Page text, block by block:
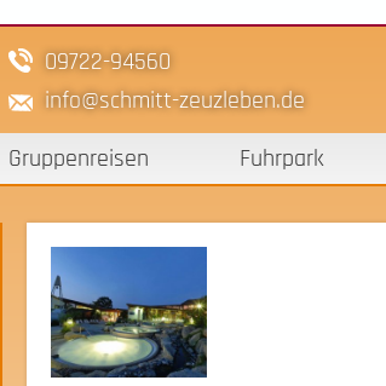
09722-94560
info schmitt-zeuzleben.de
Gruppenreisen Fuhrpark